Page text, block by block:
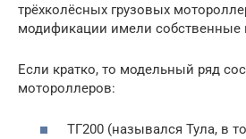
трёхколёсных грузовых
модификации имели собственные
Если кратко, то модельный ряд
мотороллеров:
ТГ200 (назывался Тула, в